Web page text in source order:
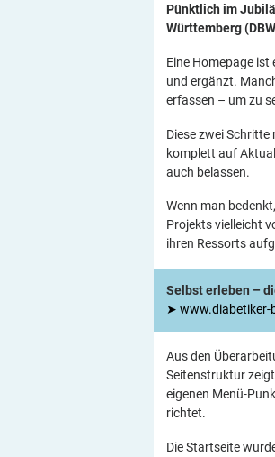
Pünktlich im
Württemberg
Eine Homepage
und ergänzt.
erfassen – um zu
Diese zwei Schritte
komplett auf
auch belassen.
Wenn man
Projekts vielleicht
ihren Ressorts
Selbst erleben –
➤ www.diabetiker-
Aus den
Seitenstruktur
eigenen Menü-
richtet.
Die Startseite